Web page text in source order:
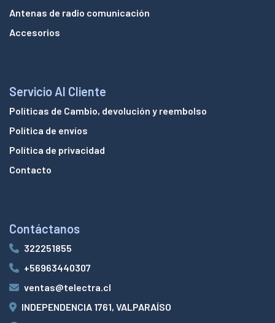
Antenas de radio comunicación
Accesorios
Servicio Al Cliente
Políticas de Cambio, devolución y reembolso
Política de envíos
Política de privacidad
Contacto
Contáctanos
322251855
+56963440307
ventas@telectra.cl
INDEPENDENCIA 1761, VALPARAÍSO